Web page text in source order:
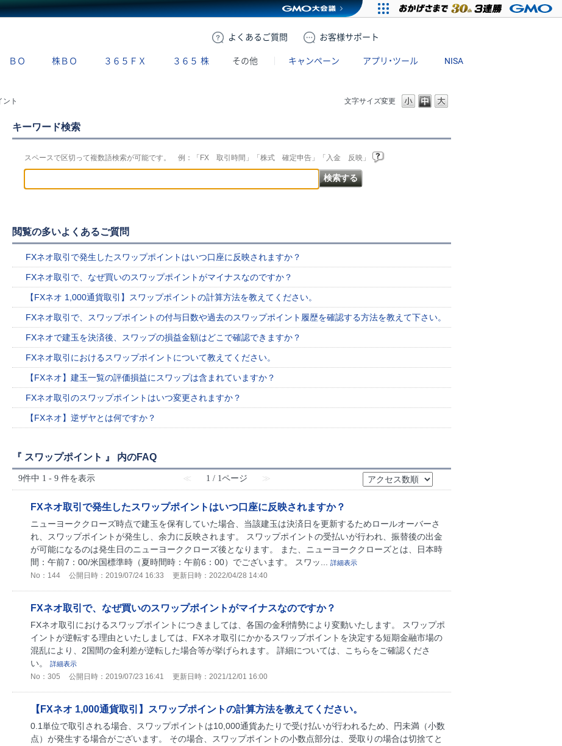
よくある ご質問 お客様サポート
ＢＯ 株ＢＯ ３６５ＦＸ ３６５ 株 その他 キャンペーン アプリ・ツール NISA
文字サイズ変更
ント
キーワード検索
スペースで区切って複数語検索が可能です。 例：「FX 取引時間」「株式 確定申告」「入金 反映」
閲覧の多いよくあるご質問
FXネオ取引で発生したスワップポイントはいつ口座に反映されますか？
FXネオ取引で、なぜ買いのスワップポイントがマイナスなのですか？
【FXネオ 1,000通貨取引】スワップポイントの計算方法を教えてください。
FXネオ取引で、スワップポイントの付与日数や過去のスワップポイント履歴を確認する方法を教えて下さい。
FXネオで建玉を決済後、スワップの損益金額はどこで確認できますか？
FXネオ取引におけるスワップポイントについて教えてください。
【FXネオ】建玉一覧の評価損益にスワップは含まれていますか？
FXネオ取引のスワップポイントはいつ変更されますか？
【FXネオ】逆ザヤとは何ですか？
『 スワップポイント 』 内のFAQ
9件中 1 - 9 件を表示 ≪ 1 / 1ページ ≫
FXネオ取引で発生したスワップポイントはいつ口座に反映されますか？
ニューヨーククローズ時点で建玉を保有していた場合、当該建玉は決済日を更新するためロールオーバーさ
れ、スワップポイントが発生し、余力に反映されます。 スワップポイントの受払いが行われ、振替後の出金
が可能になるのは発生日のニューヨーククローズ後となります。 また、ニューヨーククローズとは、日本時
間：午前7：00/米国標準時（夏時間時：午前6：00）でございます。 スワッ...
詳細表示
No：144 公開日時：2019/07/24 16:33 更新日時：2022/04/28 14:40
FXネオ取引で、なぜ買いのスワップポイントがマイナスなのですか？
FXネオ取引におけるスワップポイントにつきましては、各国の金利情勢により変動いたします。 スワップポ
イントが逆転する理由といたしましては、FXネオ取引にかかるスワップポイントを決定する短期金融市場の
混乱により、2国間の金利差が逆転した場合等が挙げられます。 詳細については、こちらをご確認くださ
い。
詳細表示
No：305 公開日時：2019/07/23 16:41 更新日時：2021/12/01 16:00
【FXネオ 1,000通貨取引】スワップポイントの計算方法を教えてください。
0.1単位で取引される場合、スワップポイントは10,000通貨あたりで受け払いが行われるため、円未満（小数
点）が発生する場合がございます。 その場合、スワップポイントの小数点部分は、受取りの場合は切捨てと